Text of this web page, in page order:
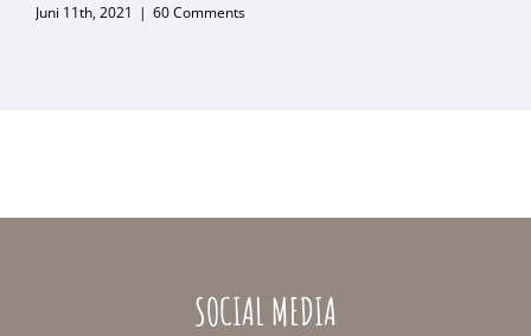
Juni 11th, 2021 | 60 Comments
SOCIAL MEDIA